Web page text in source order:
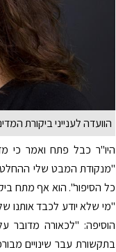
הוועדה לענייני ביקורת
היו"ר כבל פתח ואמר כי
"מנקודת המבט שלי
כל הסיפור". הוא אף מתח
"מי שלא יודע לכבד אותנו
הוסיפה: "לכאורה מדובר
בתקשורת עבר שינויים